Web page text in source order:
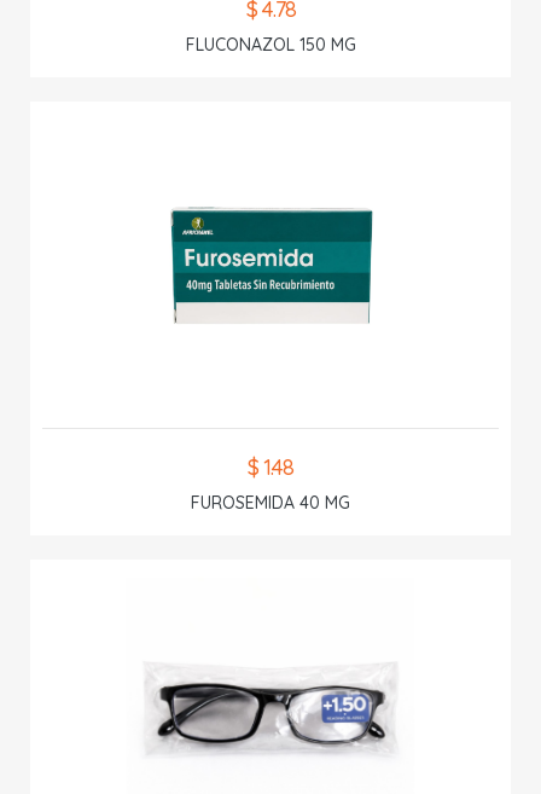
$ 4.78
FLUCONAZOL 150 MG
$ 1.48
FUROSEMIDA 40 MG